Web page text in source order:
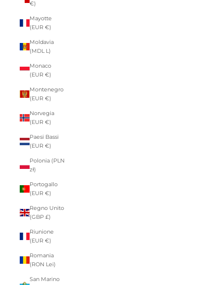
€)
Mayotte
(EUR €)
Moldavia
(MDL L)
Monaco
(EUR €)
Montenegro
(EUR €)
Norvegia
(EUR €)
Paesi Bassi
(EUR €)
Polonia (PLN
zł)
Portogallo
(EUR €)
Regno Unito
(GBP £)
Riunione
(EUR €)
Romania
(RON Lei)
San Marino